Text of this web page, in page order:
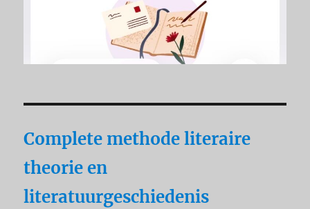
Complete methode literaire
theorie en
literatuurgeschiedenis